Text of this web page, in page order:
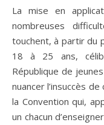
La mise en
nombreuses
touchent, à partir du
18 à 25 ans,
République de
nuancer l’insuccès
la Convention qui,
un chacun